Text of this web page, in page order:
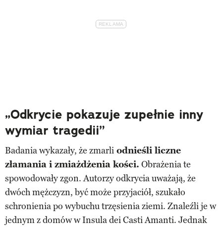
„Odkrycie pokazuje zupełnie inny
wymiar tragedii”
Badania wykazały, że zmarli odnieśli liczne
złamania i zmiażdżenia kości. Obrażenia te
spowodowały zgon. Autorzy odkrycia uważają, że
dwóch mężczyzn, być może przyjaciół, szukało
schronienia po wybuchu trzęsienia ziemi. Znaleźli je w
jednym z domów w Insula dei Casti Amanti. Jednak